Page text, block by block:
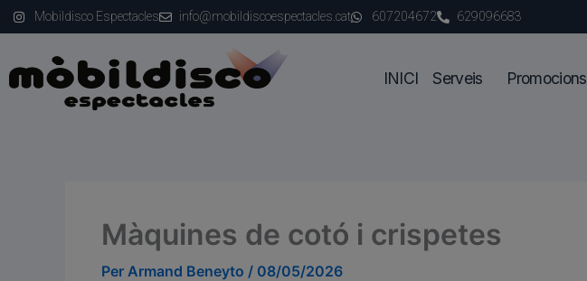
Vés
al
contingut
Mobildisco Espectacles info@mobildiscoespectacles.cat 607204672 629096683
INICI Serveis Promocions
Màquines de cotó i crispetes
Per Armand Beneyto / 08/05/2026